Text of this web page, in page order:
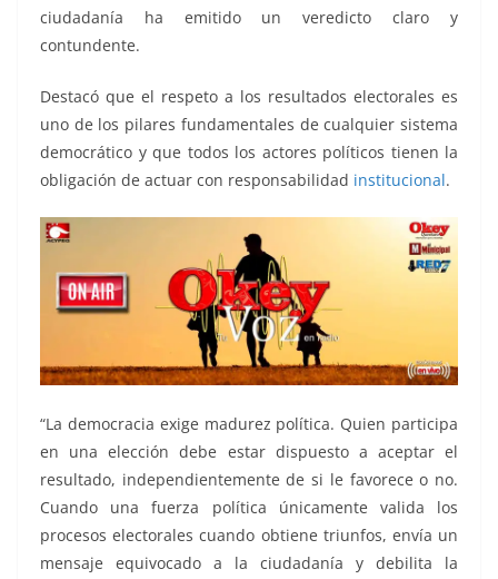
ciudadanía ha emitido un veredicto claro y
contundente.
Destacó que el respeto a los resultados electorales es
uno de los pilares fundamentales de cualquier sistema
democrático y que todos los actores políticos tienen la
obligación de actuar con responsabilidad institucional.
“La democracia exige madurez política. Quien participa
en una elección debe estar dispuesto a aceptar el
resultado, independientemente de si le favorece o no.
Cuando una fuerza política únicamente valida los
procesos electorales cuando obtiene triunfos, envía un
mensaje equivocado a la ciudadanía y debilita la